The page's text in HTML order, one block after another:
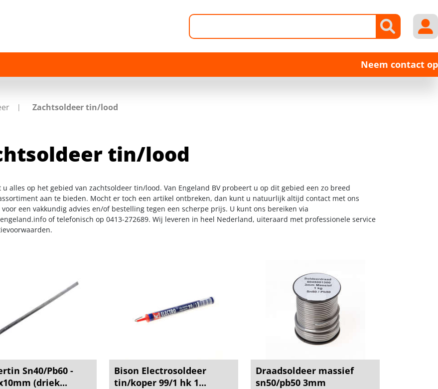
Neem contact op
Zachtsoldeer tin/lood
tin/lood
u alles op het gebied van zachtsoldeer tin/lood. Van Engeland BV probeert u op dit gebied een zo breed
aan te bieden. Mocht er toch een artikel ontbreken, dan kunt u natuurlijk altijd contact met ons
een vakkundig advies en/of bestelling tegen een scherpe prijs. U kunt ons bereiken via
of telefonisch op 0413-272689. Wij leveren in heel Nederland, uiteraard met professionele service
Sn40/Pb60 -
(driek...
Bison Electrosoldeer
tin/koper 99/1 hk 1...
Draadsoldeer massief
sn50/pb50 3mm